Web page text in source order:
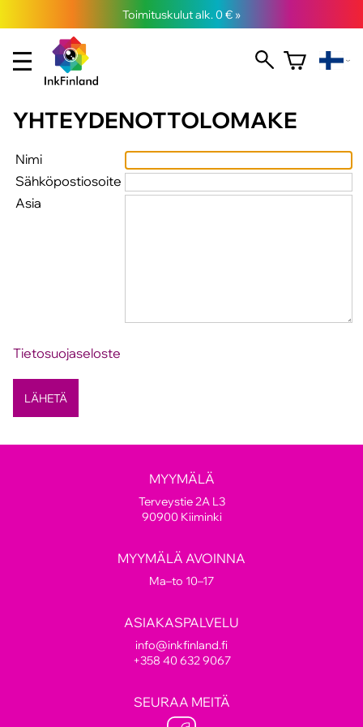
Toimituskulut alk. 0 € »
YHTEYDENOTTOLOMAKE
Nimi
Sähköpostiosoite
Asia
Tietosuojaseloste
MYYMÄLÄ
Terveystie 2A L3
90900 Kiiminki
MYYMÄLÄ AVOINNA
Ma–to 10–17
ASIAKASPALVELU
info@inkfinland.fi
+358 40 632 9067
SEURAA MEITÄ